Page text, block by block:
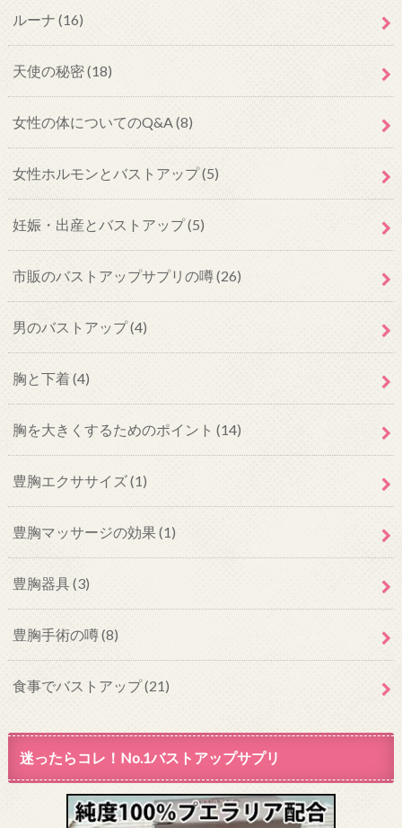
ルーナ (16)
天使の秘密(18)
女性の体についてのQ&A (8)
女性ホルモンとバストアップ(5)
妊娠・出産とバストアップ(5)
市販のバストアップサプリの噂(26)
男のバストアップ(4)
胸と下着(4)
胸を大きくするためのポイント (14)
豊胸エクササイズ(1)
豊胸マッサージの効果(1)
豊胸器具(3)
豊胸手術の噂(8)
食事でバストアップ(21)
迷ったらコレ！No.1バストアップサプリ